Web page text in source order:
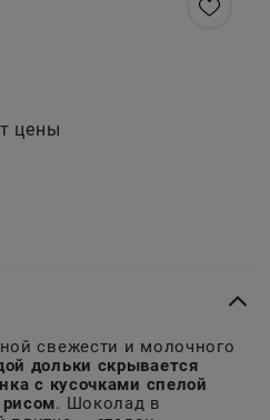
цены
свежести и молочного
дольки скрывается
с кусочками спелой
. Шоколад в